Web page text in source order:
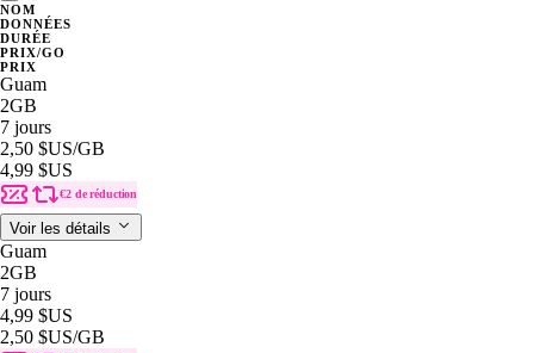
NOM
DONNÉES
DURÉE
PRIX/GO
PRIX
Guam
2GB
7 jours
2,50 $US/GB
4,99 $US
€2 de réduction
Voir les détails
Guam
2GB
7 jours
4,99 $US
2,50 $US/GB